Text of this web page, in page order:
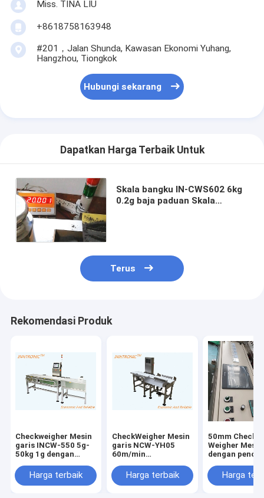
Miss. TINA LIU
+8618758163948
#201，Jalan Shunda, Kawasan Ekonomi Yuhang,
Hangzhou, Tiongkok
Hubungi sekarang
Dapatkan Harga Terbaik Untuk
Skala bangku IN-CWS602 6kg
0.2g baja paduan Skala
Terus
Rekomendasi Produk
Checkweigher Mesin
garis INCW-550 5g-
50kg 1g dengan
otomatis
Menimbang 25p/Min
Harga terbaik
CheckWeigher Mesin
garis NCW-YH05
60m/min
IP65 dengan alarm
tahan air 0.3kg Level
Harga terbaik
50mm Check
Weigher
dengan
steel Hood Ф
Extrusion
Harga